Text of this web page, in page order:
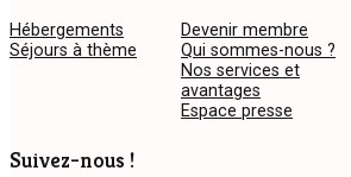
Hébergements
Séjours à thème
Devenir membre
Qui sommes-nous ?
Nos services et
avantages
Espace presse
Suivez-nous !